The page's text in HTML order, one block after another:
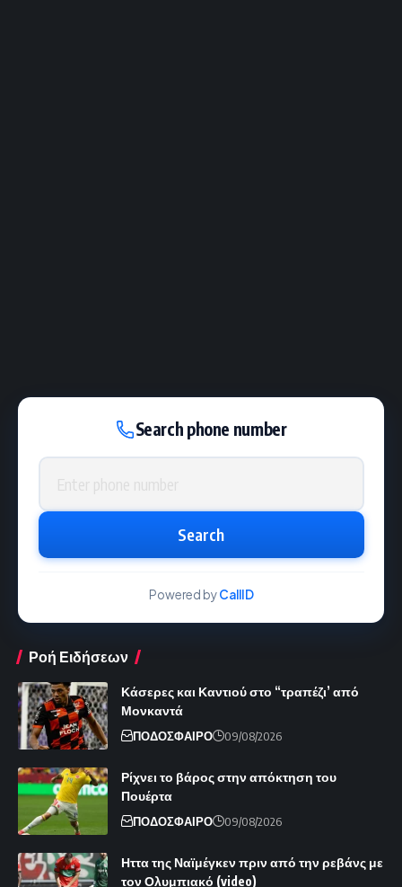
Search phone number
Phone number
Search
Powered byCallID
Ροή Ειδήσεων
Κάσερες και Καντιού στο “τραπέζι’ από
Μονκαντά
ΠΟΔΟΣΦΑΙΡΟ 09/08/2026
Ρίχνει το βάρος στην απόκτηση του
Πουέρτα
ΠΟΔΟΣΦΑΙΡΟ 09/08/2026
Ηττα της Ναϊμέγκεν πριν από την ρεβάνς με
τον Ολυμπιακό (video)